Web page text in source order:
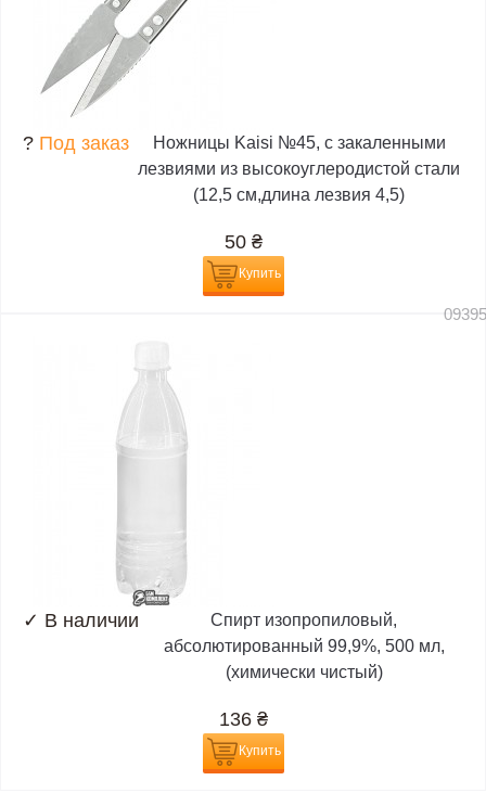
? Под заказ
Ножницы Kaisi №45, с закаленными
лезвиями из высокоуглеродистой стали
(12,5 см,длина лезвия 4,5)
50 ₴
Купить
✓ В наличии
Спирт изопропиловый,
абсолютированный 99,9%, 500 мл,
(химически чистый)
136 ₴
Купить